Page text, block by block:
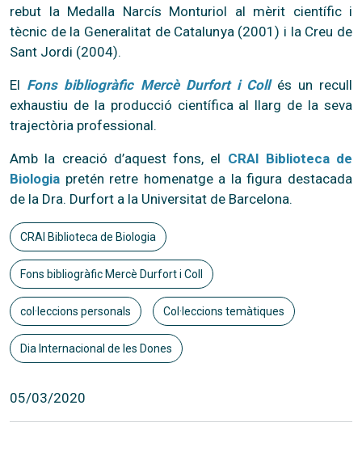
rebut la Medalla Narcís Monturiol al mèrit científic i
tècnic de la Generalitat de Catalunya (2001) i la Creu de
Sant Jordi (2004).
El Fons bibliogràfic Mercè Durfort i Collés un recull
exhaustiu de la producció científica al llarg de la seva
trajectòria professional.
Amb la creació d’aquest fons, el CRAI Biblioteca de
Biologia pretén retre homenatge a la figura destacada
de la Dra. Durfort a la Universitat de Barcelona.
CRAI Biblioteca de Biologia
Fons bibliogràfic Mercè Durfort i Coll
col·leccions personals Col·leccions temàtiques
Dia Internacional de les Dones
05/03/2020